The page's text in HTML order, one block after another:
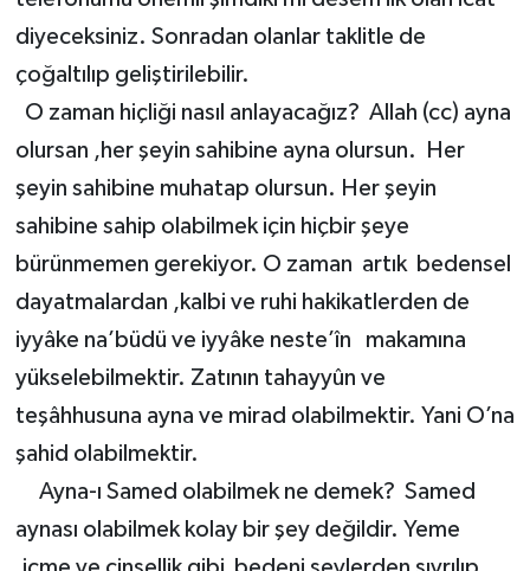
diyeceksiniz. Sonradan olanlar taklitle de
çoğaltılıp geliştirilebilir.
O zaman hiçliği nasıl anlayacağız? Allah (cc) ayna
olursan ,her şeyin sahibine ayna olursun. Her
şeyin sahibine muhatap olursun. Her şeyin
sahibine sahip olabilmek için hiçbir şeye
bürünmemen gerekiyor. O zaman artık bedensel
dayatmalardan ,kalbi ve ruhi hakikatlerden de
iyyâke na’büdü ve iyyâke neste’în makamına
yükselebilmektir. Zatının tahayyûn ve
teşâhhusuna ayna ve mirad olabilmektir. Yani O’na
şahid olabilmektir.
Ayna-ı Samed olabilmek ne demek? Samed
aynası olabilmek kolay bir şey değildir. Yeme